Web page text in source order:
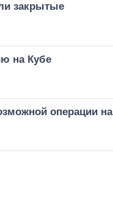
закрытые
на Кубе
операции на